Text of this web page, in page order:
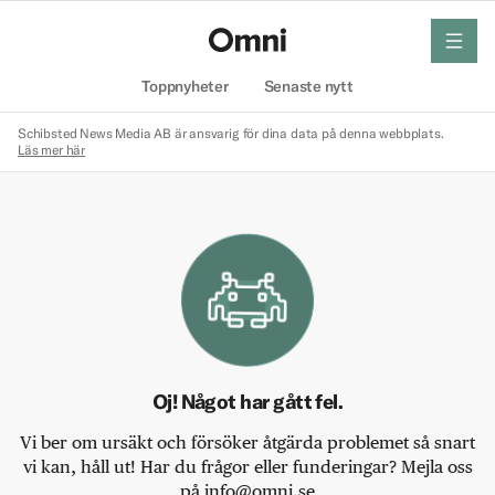
Toppnyheter Senaste nytt
meny
Schibsted News Media AB är ansvarig för dina data på denna webbplats.
Läs mer här
Oj! Något har gått fel.
Vi ber om ursäkt och försöker åtgärda problemet så snart
vi kan, håll ut! Har du frågor eller funderingar? Mejla oss